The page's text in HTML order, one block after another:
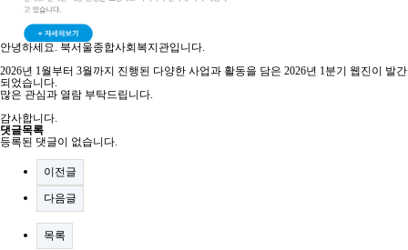
안녕하세요. 북서울종합사회복지관입니다.
2026년 1월부터 3월까지 진행된 다양한 사업과 활동을 담은 2026년 1분기 웹진이 발간
되었습니다.
많은 관심과 열람 부탁드립니다.
감사합니다.
댓글목록
등록된 댓글이 없습니다.
이전글
다음글
목록